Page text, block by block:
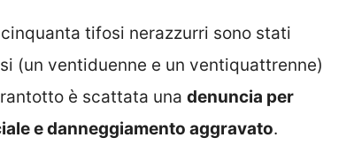
cinquanta tifosi nerazzurri sono stati
(un ventiduenne e un ventiquattrenne)
è scattata una denuncia per
e danneggiamento aggravato.